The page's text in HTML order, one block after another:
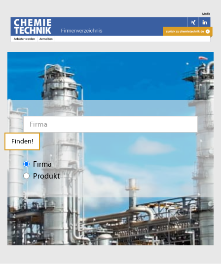
Finden!
Firma
Produkt